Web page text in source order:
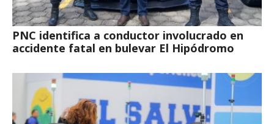
PNC identifica a conductor involucrado en
accidente fatal en bulevar El Hipódromo